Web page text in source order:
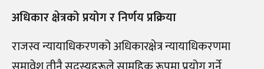
अधिकार क्षेत्रको प्रयोग र निर्णय प्रक्रिया
राजस्व न्यायाधिकरणको अधिकारक्षेत्र न्यायाधिकरणमा